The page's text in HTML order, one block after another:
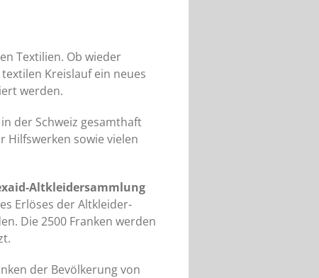
Textilien. Ob wieder
Kreislauf ein neues
werden.
der Schweiz gesamthaft
Hilfswerken sowie vielen
Altkleidersammlung
Erlöses der Altkleider-
Die 2500 Franken werden
der Bevölkerung von